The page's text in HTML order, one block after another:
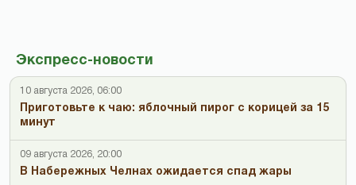
Экспресс-новости
10 августа 2026, 06:00
Приготовьте к чаю: яблочный пирог с корицей за 15
минут
09 августа 2026, 20:00
В Набережных Челнах ожидается спад жары